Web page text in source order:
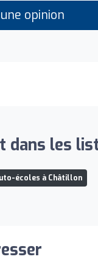
opinion
dans les
écoles à Châtillon